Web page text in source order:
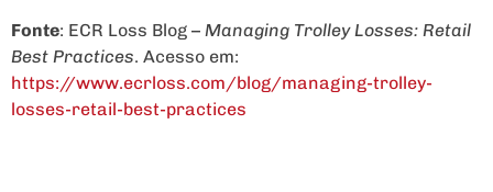
Fonte: ECR Loss Blog – Managing Trolley Losses: Retail
Best Practices. Acesso em:
https://www.ecrloss.com/blog/managing-trolley-
losses-retail-best-practices